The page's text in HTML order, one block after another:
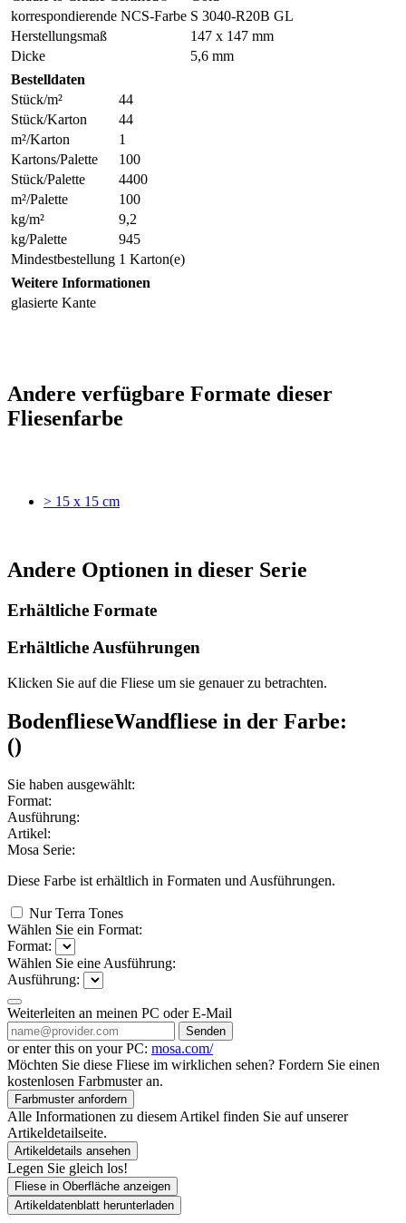
korrespondierende NCS-Farbe S 3040-R20B GL
Herstellungsmaß
147 x 147 mm
Dicke
5,6 mm
Bestelldaten
Stück/m²
44
Stück/Karton
44
m²/Karton
1
Kartons/Palette
100
Stück/Palette
4400
m²/Palette
100
kg/m²
9,2
kg/Palette
945
Mindestbestellung 1 Karton(e)
Weitere Informationen
glasierte Kante
Andere verfügbare Formate dieser
Fliesenfarbe
> 15 x 15 cm
Andere Optionen in dieser Serie
Erhältliche Formate
Erhältliche Ausführungen
Klicken Sie auf die Fliese um sie genauer zu betrachten.
BodenflieseWandfliese in der Farbe:
()
Sie haben ausgewählt:
Format:
Ausführung:
Artikel:
Mosa Serie:
Diese Farbe ist erhältlich in Formaten und Ausführungen.
Nur Terra Tones
Wählen Sie ein Format:
Format:
Wählen Sie eine Ausführung:
Ausführung:
Weiterleiten an meinen PC oder E-Mail
Senden
or enter this on your PC: mosa.com/
Möchten Sie diese Fliese im wirklichen sehen? Fordern Sie einen
kostenlosen Farbmuster an.
Farbmuster anfordern
Alle Informationen zu diesem Artikel finden Sie auf unserer
Artikeldetailseite.
Artikeldetails ansehen
Legen Sie gleich los!
Fliese in Oberfläche anzeigen
Artikeldatenblatt herunterladen